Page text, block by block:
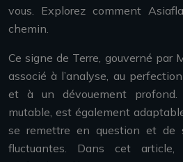
vous. Explorez comment
chemin.
Ce signe de Terre, gouverné par
associé à l’analyse, au
et à un dévouement
mutable, est également
se remettre en question et de
fluctuantes. Dans cet article,